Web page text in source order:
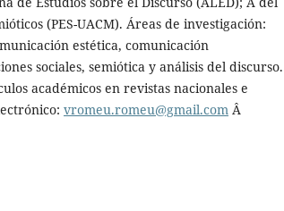
(PES-UACM). Áreas de investigación:
estética, comunicación
sociales, semiótica y análisis del discurso.
académicos en revistas nacionales e
vromeu.romeu@gmail.com Â